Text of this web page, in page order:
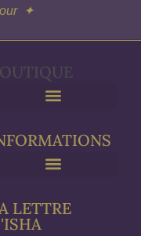
✦
LETTRE